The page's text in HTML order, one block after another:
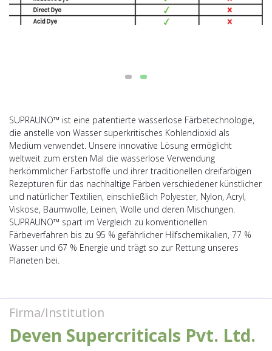
SUPRAUNO™ ist eine patentierte wasserlose Färbetechnologie,
die anstelle von Wasser superkritisches Kohlendioxid als
Medium verwendet. Unsere innovative Lösung ermöglicht
weltweit zum ersten Mal die wasserlose Verwendung
herkömmlicher Farbstoffe und ihrer traditionellen dreifarbigen
Rezepturen für das nachhaltige Färben verschiedener künstlicher
und natürlicher Textilien, einschließlich Polyester, Nylon, Acryl,
Viskose, Baumwolle, Leinen, Wolle und deren Mischungen.
SUPRAUNO™ spart im Vergleich zu konventionellen
Färbeverfahren bis zu 95 % gefährlicher Hilfschemikalien, 77 %
Wasser und 67 % Energie und trägt so zur Rettung unseres
Planeten bei.
Firma/Institution
Deven Supercriticals Pvt. Ltd.